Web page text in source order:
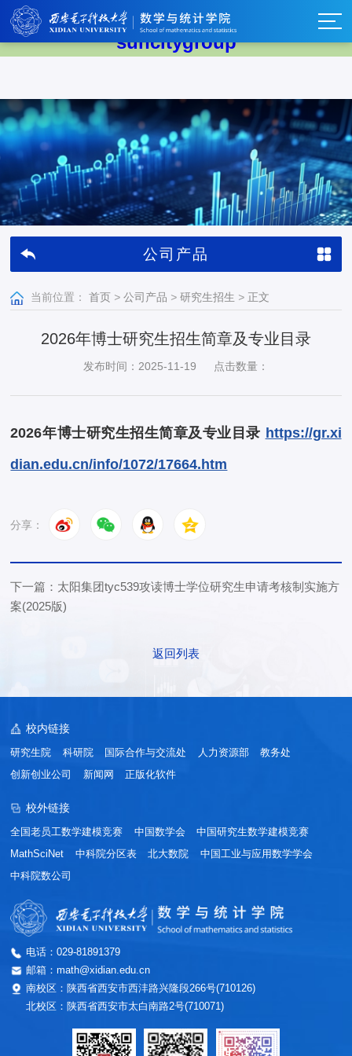
太阳集团tyc539(中国)有限公司-
suncitygroup
公司产品
当前位置： 首页 > 公司产品 > 研究生招生 > 正文
2026年博士研究生招生简章及专业目录
发布时间：2025-11-19 点击数量：
2026年博士研究生招生简章及专业目录 https://gr.xi
dian.edu.cn/info/1072/17664.htm
分享：
下一篇：太阳集团tyc539攻读博士学位研究生申请考核制实施方
案(2025版)
返回列表
电话：029-81891379
邮箱：math@xidian.edu.cn
南校区：陕西省西安市西沣路兴隆段266号(710126)
北校区：陕西省西安市太白南路2号(710071)
校内链接
研究生院 科研院 国际合作与交流处 人力资源部
教务处
创新创业公司
新闻网 正版化软件
校外链接
全国老员工数学建模竞赛 中国数学会
中国研究生数学建模竞赛
MathSciNet
中科院分区表 北大数院
中国工业与应用数学学会
中科院数公司